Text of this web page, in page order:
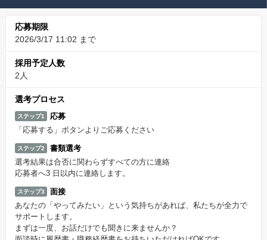
応募期限
2026/3/17 11:02 まで
採用予定人数
2人
選考プロセス
ステップ1
応募
「応募する」ボタンよりご応募ください
ステップ2
書類選考
選考結果は合否に関わらずすべての方に連絡
応募者へ3 日以内に連絡します。
ステップ3
面接
あなたの「やってみたい」という気持ちがあれば、私たちが全力で
サポートします。
まずは一度、お話だけでも聞きに来ませんか？